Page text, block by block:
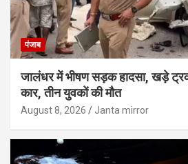
पंजाब
जालंधर में भीषण सड़क हादसा, खड़े
कार, तीन युवकों की मौत
August 8, 2026 Janta mirror